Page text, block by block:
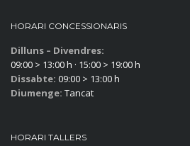
HORARI CONCESSIONARIS
Dilluns – Divendres:
09:00 > 13:00 h · 15:00 > 19:00 h
Dissabte: 09:00 > 13:00 h
Diumenge: Tancat
HORARI TALLERS